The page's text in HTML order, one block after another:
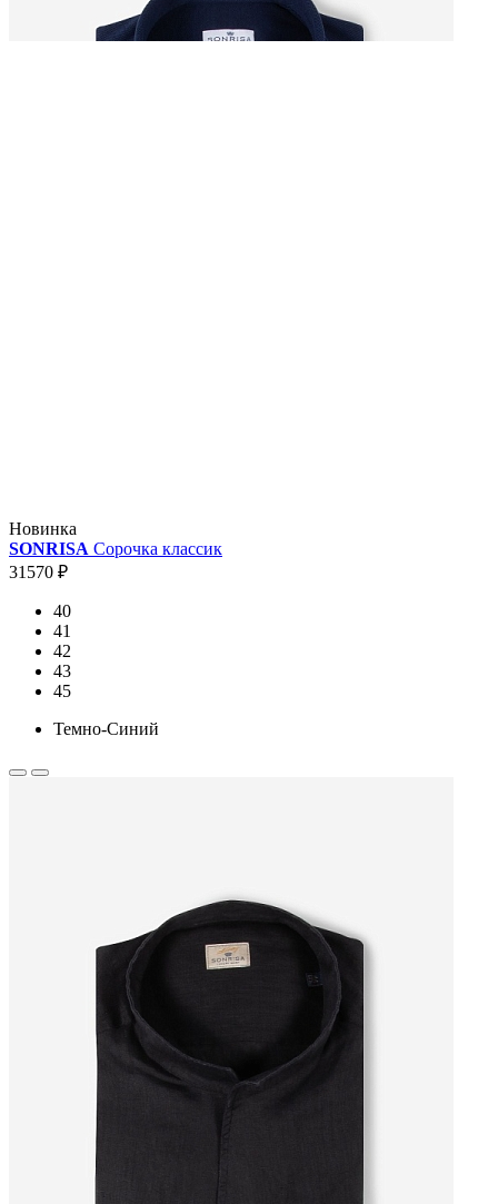
Новинка
SONRISA Сорочка классик
31570 ₽
40
41
42
43
45
Темно-Синий